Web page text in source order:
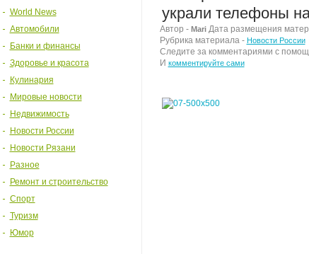
World News
Автомобили
Банки и финансы
Здоровье и красота
Кулинария
Мировые новости
Недвижимость
Новости России
Новости Рязани
Разное
Ремонт и строительство
Спорт
Туризм
Юмор
украли телефоны
Автор - MariДата размещения
Рубрика материала - Новости России
Следите за комментариями с
И комментируйте сами